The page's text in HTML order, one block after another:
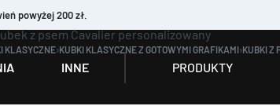
powyżej 200 zł.
INNE PRODUKTY
z psem Cavalier personalizowany
KLASYCZNE›KUBKI KLASYCZNE Z GOTOWYMI GRAFIKAMI›KUBKI Z